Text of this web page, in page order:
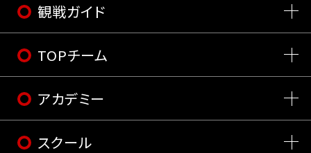
観戦ガイド
TOPチーム
アカデミー
スクール